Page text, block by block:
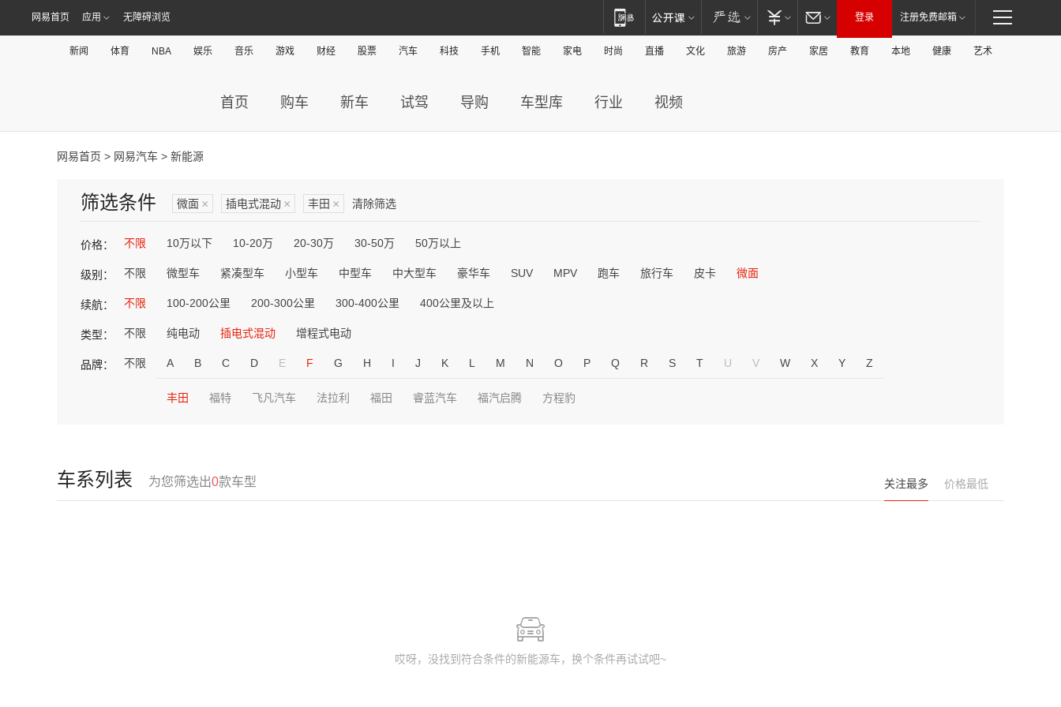
网易首页 应用 无障碍浏览 登录 注册免费邮箱
新闻 体育 NBA 娱乐 音乐 游戏 财经 股票 汽车 科技 手机 智能 家电 时尚 直播 文化 旅游 房产 家居 教育 本地 健康 艺术
首页 购车 新车 试驾 导购 车型库 行业 视频
网易首页 > 网易汽车 > 新能源
筛选条件 微面 × 插电式混动 × 丰田 × 清除筛选
价格： 不限 10万以下 10-20万 20-30万 30-50万 50万以上
级别： 不限 微型车 紧凑型车 小型车 中型车 中大型车 豪华车 SUV MPV 跑车 旅行车 皮卡 微面
续航： 不限 100-200公里 200-300公里 300-400公里 400公里及以上
类型： 不限 纯电动 插电式混动 增程式电动
品牌： 不限 A B C D E F G H I J K L M N O P Q R S T U V W X Y Z
丰田 福特 飞凡汽车 法拉利 福田 睿蓝汽车 福汽启腾 方程豹
车系列表 为您筛选出0款车型 关注最多 价格最低
哎呀，没找到符合条件的新能源车，换个条件再试试吧~